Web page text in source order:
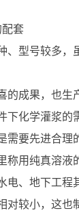
配套
、型号较多，
的成果，也生
下化学灌浆的
需要先进合理
称用纯真溶液
电、地下工程
对较小，这也